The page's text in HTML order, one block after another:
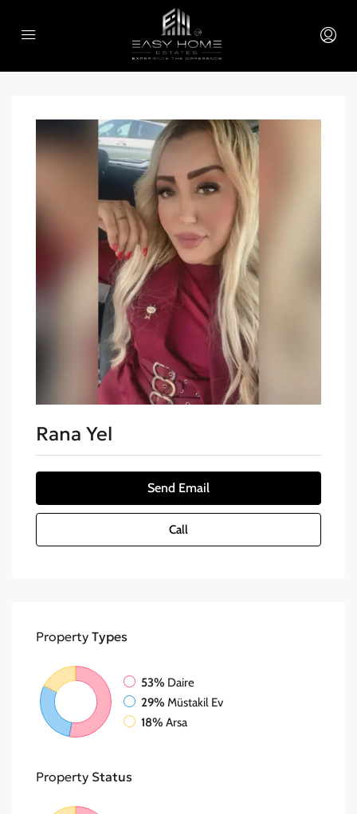
Rana Yel
Send Email
Call
Property Types
53% Daire
29% Müstakil Ev
18% Arsa
Property Status